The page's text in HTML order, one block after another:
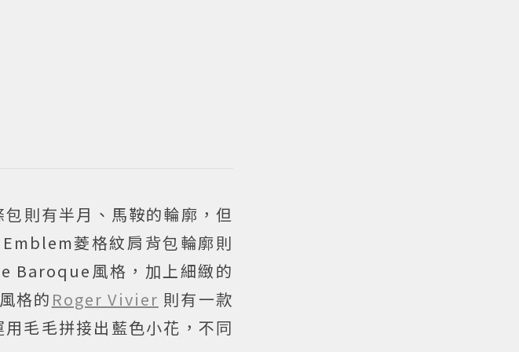
則有半月、馬鞍的輪廓，但
菱格紋肩背包輪廓則
Baroque風格，加上細緻的
格的 Roger Vivier 則有一款
毛毛拼接出藍色小花，不同